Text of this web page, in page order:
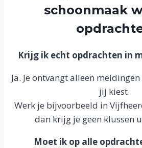
schoonmaak
Krijg ik echt opdrachten in
Ja. Je ontvangt alleen
jij kiest.
Werk je bijvoorbeeld in
dan krijg je geen klussen
Moet ik op alle